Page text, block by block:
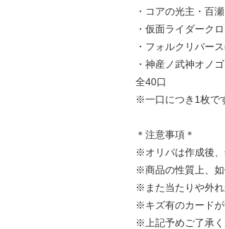
・コアの光主・百
・仮面ライダーク
・フォルクリバー
・神産ノ武神オノ
全40口
※一口につき1枚で
＊注意事項＊
※オリパは作成後、
※商品の性質上、如
※また当たりや外れ
※キズ有のカードが
※上記予めご了承く